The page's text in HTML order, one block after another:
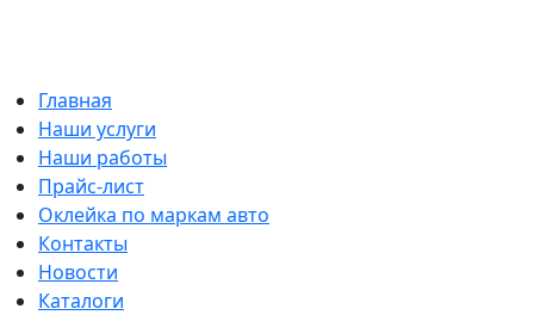
Главная
Наши услуги
Наши работы
Прайс-лист
Оклейка по маркам авто
Контакты
Новости
Каталоги